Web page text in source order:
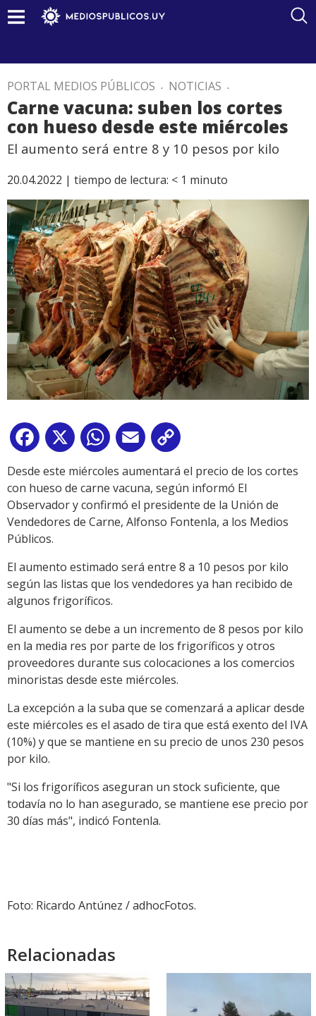
PORTAL MEDIOS PÚBLICOS . NOTICIAS .
Carne vacuna: suben los cortes
con hueso desde este miércoles
El aumento será entre 8 y 10 pesos por kilo
20.04.2022 | tiempo de lectura: < 1 minuto
Facebook
X WhatsApp
Email
Link
Desde este miércoles aumentará el precio de los cortes
con hueso de carne vacuna, según informó El
Observador y confirmó el presidente de la Unión de
Vendedores de Carne, Alfonso Fontenla, a los Medios
Públicos.
El aumento estimado será entre 8 a 10 pesos por kilo
según las listas que los vendedores ya han recibido de
algunos frigoríficos.
El aumento se debe a un incremento de 8 pesos por kilo
en la media res por parte de los frigoríficos y otros
proveedores durante sus colocaciones a los comercios
minoristas desde este miércoles.
La excepción a la suba que se comenzará a aplicar desde
este miércoles es el asado de tira que está exento del IVA
(10%) y que se mantiene en su precio de unos 230 pesos
por kilo.
"Si los frigoríficos aseguran un stock suficiente, que
todavía no lo han asegurado, se mantiene ese precio por
30 días más", indicó Fontenla.
Foto: Ricardo Antúnez / adhocFotos.
Relacionadas